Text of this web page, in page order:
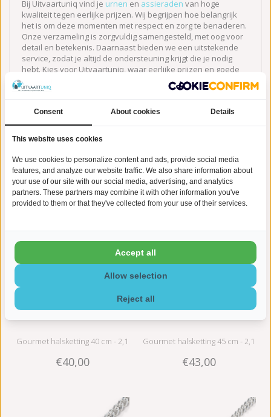
Bij Uitvaartuniq vind je urnen en assieraden van hoge
kwaliteit tegen eerlijke prijzen. Wij begrijpen hoe belangrijk
het is om deze momenten met respect en zorg te benaderen.
Onze verzameling is zorgvuldig samengesteld, met oog voor
detail en betekenis. Daarnaast bieden we een uitstekende
service, zodat je altijd de ondersteuning krijgt die je nodig
hebt. Kies voor Uitvaartuniq, waar eerlijke prijzen en goede
service hand in hand gaan.
Gerelateerde producten
Gourmet halsketting 40 cm - 2,1
mm - zilver
€40,00
Gourmet halsketting 45 cm - 2,1
mm - zilver
€43,00
Consent About cookies Details
This website uses cookies
We use cookies to personalize content and ads, provide social media
features, and analyze our website traffic. We also share information about
your use of our site with our social media, advertising, and analytics
partners. These partners may combine it with other information you've
provided to them or that they've collected from your use of their services.
Reject all
Allow selection
Accept all